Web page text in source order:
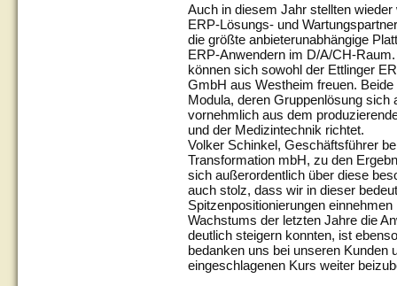
Auch in diesem Jahr stellten
ERP-Lösungs- und
die größte anbieterunabhängige
ERP-Anwendern im D/A/CH-Raum.
können sich sowohl der Ettlinger
GmbH aus Westheim freuen.
Modula, deren Gruppenlösung
vornehmlich aus dem
und der Medizintechnik richtet.
Volker Schinkel, Geschäftsführer
Transformation mbH, zu den
sich außerordentlich über diese
auch stolz, dass wir in dieser
Spitzenpositionierungen
Wachstums der letzten Jahre die
deutlich steigern konnten, ist
bedanken uns bei unseren Kunden
eingeschlagenen Kurs weiter